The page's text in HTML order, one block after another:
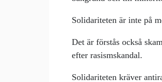
Solidariteten är inte på
Det är förstås också
efter rasismskandal.
Solidariteten kräver